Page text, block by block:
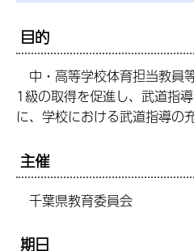
目的
中・高等学校体育担当教員
1級の取得を促進し、武道指
に、学校における武道指導の
主催
千葉県教育委員会
期日